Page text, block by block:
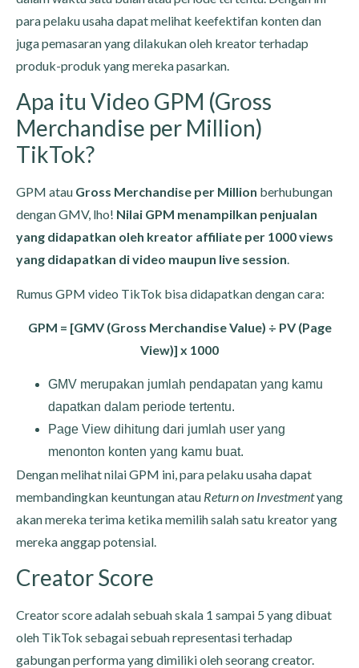
para pelaku usaha dapat melihat keefektifan konten dan
juga pemasaran yang dilakukan oleh kreator terhadap
produk-produk yang mereka pasarkan.
Apa itu Video GPM (Gross
Merchandise per Million)
TikTok?
GPM atau Gross Merchandise per Million berhubungan
dengan GMV, lho! Nilai GPM menampilkan penjualan
yang didapatkan oleh kreator affiliate per 1000 views
yang didapatkan di video maupun live session.
Rumus GPM video TikTok bisa didapatkan dengan cara:
GPM = [GMV (Gross Merchandise Value) ÷ PV (Page
View)] x 1000
GMV merupakan jumlah pendapatan yang kamu
dapatkan dalam periode tertentu.
Page View dihitung dari jumlah user yang
menonton konten yang kamu buat.
Dengan melihat nilai GPM ini, para pelaku usaha dapat
membandingkan keuntungan atau Return on Investmentyang
akan mereka terima ketika memilih salah satu kreator yang
mereka anggap potensial.
Creator Score
Creator score adalah sebuah skala 1 sampai 5 yang dibuat
oleh TikTok sebagai sebuah representasi terhadap
gabungan performa yang dimiliki oleh seorang creator.